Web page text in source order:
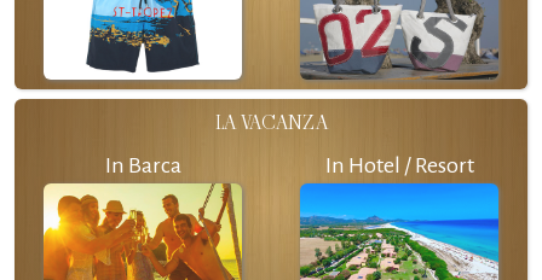
LA VACANZA
In Barca In Hotel / Resort